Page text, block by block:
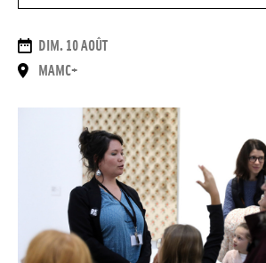
DATES
DIM. 10 AOÛT
LIEU
MAMC+